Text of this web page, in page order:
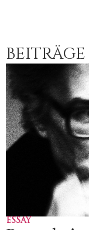
BEITRÄGE
ESSAY